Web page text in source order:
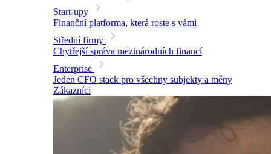
Start-upy
Finanční platforma, která roste s vámi
Střední firmy
Chytřejší správa mezinárodních financí
Enterprise
Jeden CFO stack pro všechny subjekty a měny
Zákazníci